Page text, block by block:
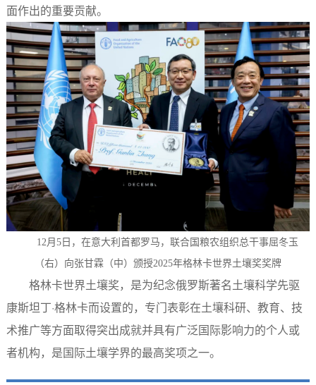
面作出的重要贡献。
12月5日，在意大利首都罗马，联合国粮农组织总干事屈冬玉
（右）向张甘霖（中）颁授2025年格林卡世界土壤奖奖牌
格林卡世界土壤奖，是为纪念俄罗斯著名土壤科学先驱
康斯坦丁·格林卡而设置的，专门表彰在土壤科研、教育、技
术推广等方面取得突出成就并具有广泛国际影响力的个人或
者机构，是国际土壤学界的最高奖项之一。